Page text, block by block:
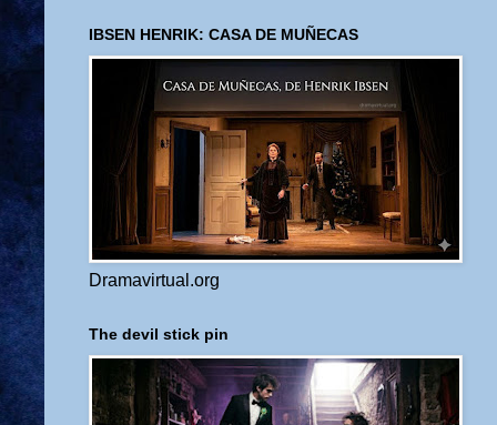
IBSEN HENRIK: CASA DE MUÑECAS
Dramavirtual.org
The devil stick pin